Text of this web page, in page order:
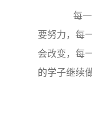
每一
要努力，每
会改变，每
的学子继续